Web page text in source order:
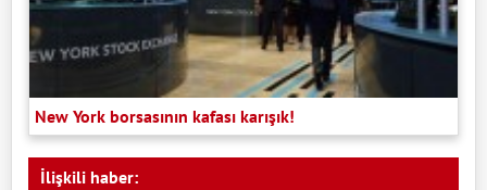
New York borsasının kafası karışık!
İlişkili haber: